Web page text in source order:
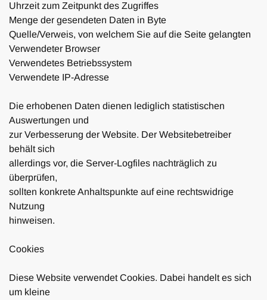
Uhrzeit zum Zeitpunkt des Zugriffes
Menge der gesendeten Daten in Byte
Quelle/Verweis, von welchem Sie auf die Seite gelangten
Verwendeter Browser
Verwendetes Betriebssystem
Verwendete IP-Adresse
Die erhobenen Daten dienen lediglich statistischen
Auswertungen und
zur Verbesserung der Website. Der Websitebetreiber
behält sich
allerdings vor, die Server-Logfiles nachträglich zu
überprüfen,
sollten konkrete Anhaltspunkte auf eine rechtswidrige
Nutzung
hinweisen.
Cookies
Diese Website verwendet Cookies. Dabei handelt es sich
um kleine